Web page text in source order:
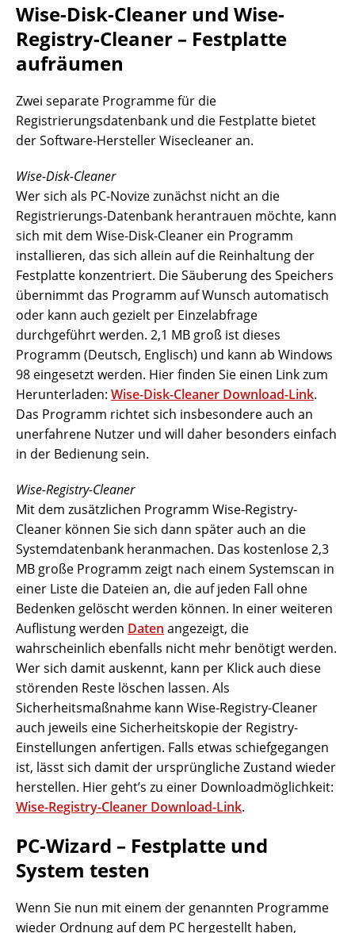
Wise-Disk-Cleaner und Wise-
Registry-Cleaner – Festplatte
aufräumen
Zwei separate Programme für die
Registrierungsdatenbank und die Festplatte bietet
der Software-Hersteller Wisecleaner an.
Wise-Disk-Cleaner
Wer sich als PC-Novize zunächst nicht an die
Registrierungs-Datenbank herantrauen möchte, kann
sich mit dem Wise-Disk-Cleaner ein Programm
installieren, das sich allein auf die Reinhaltung der
Festplatte konzentriert. Die Säuberung des Speichers
übernimmt das Programm auf Wunsch automatisch
oder kann auch gezielt per Einzelabfrage
durchgeführt werden. 2,1 MB groß ist dieses
Programm (Deutsch, Englisch) und kann ab Windows
98 eingesetzt werden. Hier finden Sie einen Link zum
Herunterladen: Wise-Disk-Cleaner Download-Link.
Das Programm richtet sich insbesondere auch an
unerfahrene Nutzer und will daher besonders einfach
in der Bedienung sein.
Wise-Registry-Cleaner
Mit dem zusätzlichen Programm Wise-Registry-
Cleaner können Sie sich dann später auch an die
Systemdatenbank heranmachen. Das kostenlose 2,3
MB große Programm zeigt nach einem Systemscan in
einer Liste die Dateien an, die auf jeden Fall ohne
Bedenken gelöscht werden können. In einer weiteren
Auflistung werden Daten angezeigt, die
wahrscheinlich ebenfalls nicht mehr benötigt werden.
Wer sich damit auskennt, kann per Klick auch diese
störenden Reste löschen lassen. Als
Sicherheitsmaßnahme kann Wise-Registry-Cleaner
auch jeweils eine Sicherheitskopie der Registry-
Einstellungen anfertigen. Falls etwas schiefgegangen
ist, lässt sich damit der ursprüngliche Zustand wieder
herstellen. Hier geht’s zu einer Downloadmöglichkeit:
Wise-Registry-Cleaner Download-Link.
PC-Wizard – Festplatte und
System testen
Wenn Sie nun mit einem der genannten Programme
wieder Ordnung auf dem PC hergestellt haben,